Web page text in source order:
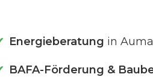
Energieberatung in
BAFA-Förderung &